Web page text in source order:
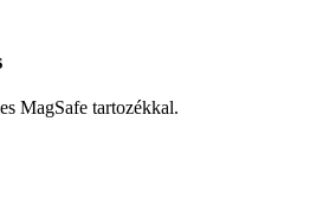
MagSafe tartozékkal.